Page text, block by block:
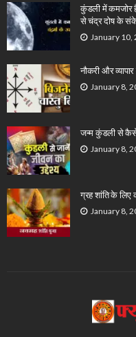
कुंडली में कमजोर है
से चंद्र दोष के
January 10,
नौकरी और
January 8,
जन्म कुंडली से कैसे
January 8,
ग्रह शांति के लिए
January 8,